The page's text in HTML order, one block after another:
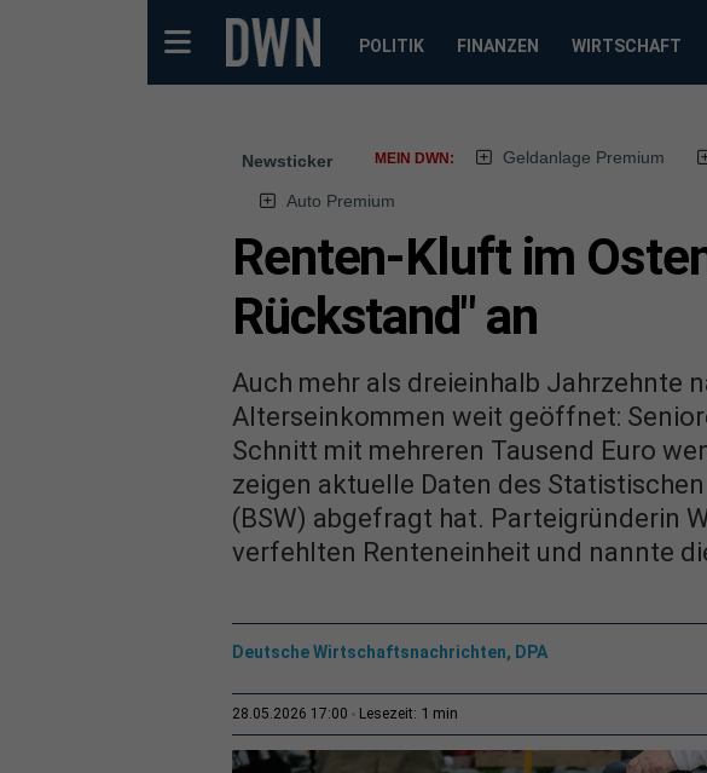
POLITIK FINANZEN WIRTSCHAFT
Newsticker MEIN DWN: Geldanlage Premium
Auto Premium
Renten-Kluft im
Rückstand" an
Auch mehr als dreieinhalb Jahrzehnte
Alterseinkommen weit geöffnet:
Schnitt mit mehreren Tausend Euro
zeigen aktuelle Daten des
(BSW) abgefragt hat. Parteigründerin
verfehlten Renteneinheit und nannte
Deutsche Wirtschaftsnachrichten, DPA
28.05.2026 17:00 Lesezeit: 1 min